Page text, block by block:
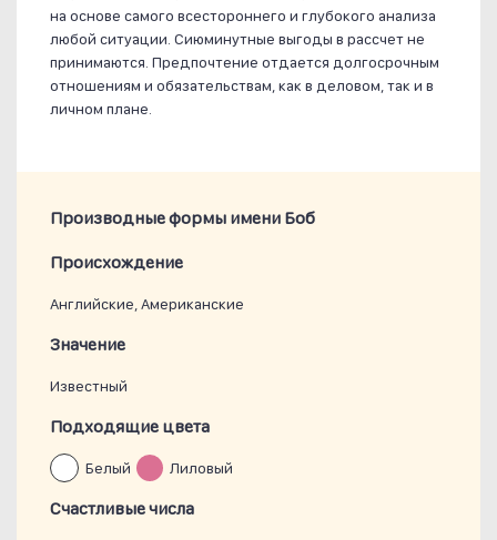
на основе самого всестороннего и глубокого анализа
любой ситуации. Сиюминутные выгоды в рассчет не
принимаются. Предпочтение отдается долгосрочным
отношениям и обязательствам, как в деловом, так и в
личном плане.
Производные формы имени Боб
Проиcхождение
Английские, Американские
Значение
Известный
Подходящие цвета
Белый Лиловый
Счастливые числа